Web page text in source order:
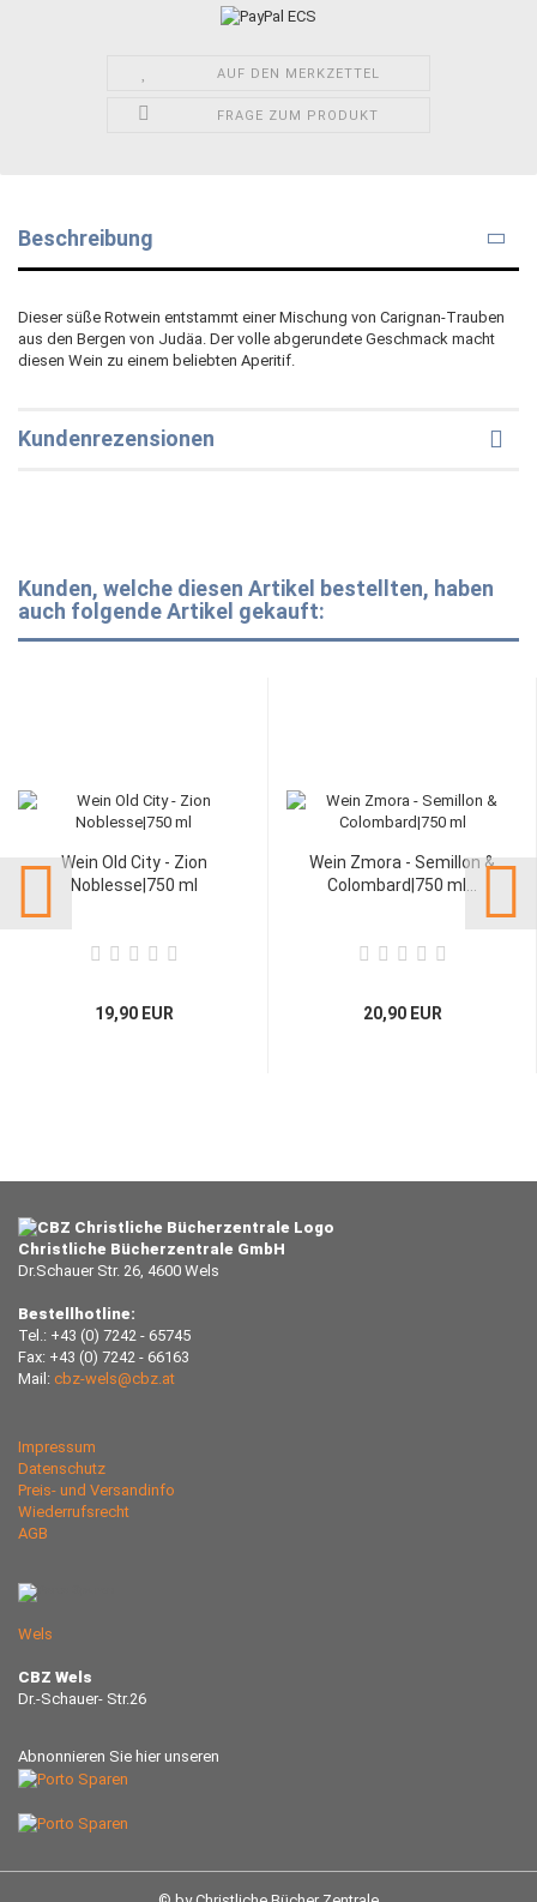
AUF DEN MERKZETTEL
FRAGE ZUM PRODUKT
Beschreibung
Dieser süße Rotwein entstammt einer Mischung von Carignan-Trauben
aus den Bergen von Judäa. Der volle abgerundete Geschmack macht
diesen Wein zu einem beliebten Aperitif.
Kundenrezensionen
Kunden, welche diesen Artikel bestellten, haben
auch folgende Artikel gekauft:
Wein Old City - Zion
Noblesse|750 ml
19,90 EUR
Wein Zmora - Semillon &
Colombard|750 ml...
20,90 EUR
Christliche Bücherzentrale GmbH
Dr.Schauer Str. 26, 4600 Wels
Bestellhotline:
Tel.: +43 (0) 7242 - 65745
Fax: +43 (0) 7242 - 66163
Mail: cbz-wels@cbz.at
Impressum
Datenschutz
Preis- und Versandinfo
Wiederrufsrecht
AGB
Wels
CBZ Wels
Dr.-Schauer- Str.26
Abnonnieren Sie hier unseren